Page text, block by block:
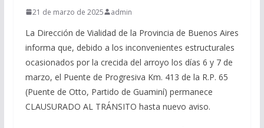
21 de marzo de 2025 admin
La Dirección de Vialidad de la Provincia de Buenos Aires
informa que, debido a los inconvenientes estructurales
ocasionados por la crecida del arroyo los días 6 y 7 de
marzo, el Puente de Progresiva Km. 413 de la R.P. 65
(Puente de Otto, Partido de Guaminí) permanece
CLAUSURADO AL TRÁNSITO hasta nuevo aviso.